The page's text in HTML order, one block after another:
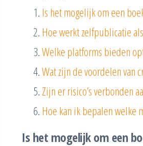
Is het mogelijk om een
Hoe werkt zelfpublicatie
Welke platforms bieden
Wat zijn de voordelen van
Zijn er risico’s verbonden
Hoe kan ik bepalen welke
Is het mogelijk om een